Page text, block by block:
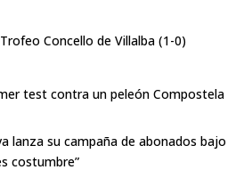
Concello de Villalba (1-0)
test contra un peleón Compostela
lanza su campaña de abonados bajo
costumbre”